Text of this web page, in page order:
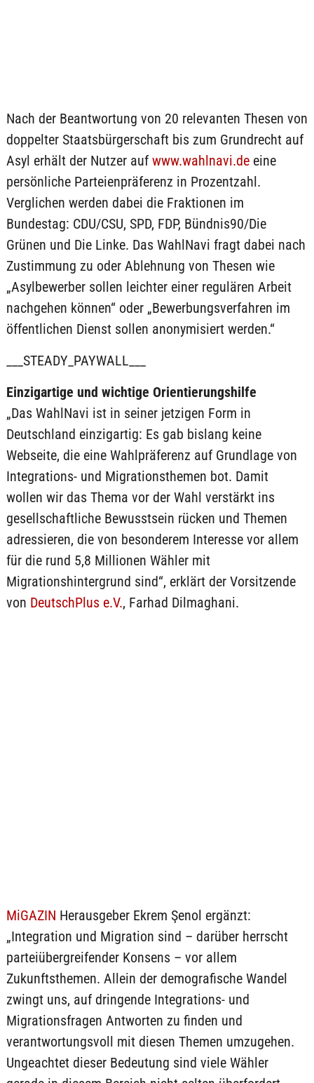
Nach der Beantwortung von 20 relevanten Thesen von
doppelter Staatsbürgerschaft bis zum Grundrecht auf
Asyl erhält der Nutzer auf www.wahlnavi.deeine
persönliche Parteienpräferenz in Prozentzahl.
Verglichen werden dabei die Fraktionen im
Bundestag: CDU/CSU, SPD, FDP, Bündnis90/Die
Grünen und Die Linke. Das WahlNavi fragt dabei nach
Zustimmung zu oder Ablehnung von Thesen wie
„Asylbewerber sollen leichter einer regulären Arbeit
nachgehen können“ oder „Bewerbungsverfahren im
öffentlichen Dienst sollen anonymisiert werden.“
___STEADY_PAYWALL___
Einzigartige und wichtige Orientierungshilfe
„Das WahlNavi ist in seiner jetzigen Form in
Deutschland einzigartig: Es gab bislang keine
Webseite, die eine Wahlpräferenz auf Grundlage von
Integrations- und Migrationsthemen bot. Damit
wollen wir das Thema vor der Wahl verstärkt ins
gesellschaftliche Bewusstsein rücken und Themen
adressieren, die von besonderem Interesse vor allem
für die rund 5,8 Millionen Wähler mit
Migrationshintergrund sind“, erklärt der Vorsitzende
von DeutschPlus e.V., Farhad Dilmaghani.
MiGAZIN Herausgeber Ekrem Şenol ergänzt:
„Integration und Migration sind – darüber herrscht
parteiübergreifender Konsens – vor allem
Zukunftsthemen. Allein der demografische Wandel
zwingt uns, auf dringende Integrations- und
Migrationsfragen Antworten zu finden und
verantwortungsvoll mit diesen Themen umzugehen.
Ungeachtet dieser Bedeutung sind viele Wähler